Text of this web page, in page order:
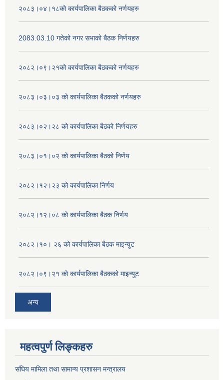
२०८३।०४।१८को कार्यपालिका बैठकको नर्णयहरु
2083.03.10 गतेको नगर सभाको बैठक निर्णयहरु
२०८२।०९।२१को कार्यपालिका बैठकको नर्णयहरु
२०८३।०३।०३ को कार्यपालिका बैठकको नर्णयहरु
२०८३।०२।२८ को कार्यपालिका बैठको निर्णयहरु
२०८३।०१।०२ को कार्यपालिका बैठको निर्णय
२०८२।१२।२३ को कार्यपालिका निर्णय
२०८२।१२।०८ को कार्यपालिका बैठक निर्णय
२०८२।१०। २६ को कार्यपालिका बैठक माइन्युट
२०८२।०९।२१ को कार्यपालिका बैठकको माइन्युट
अन्य
महत्वपुर्ण लिङ्कहरु
संघिय मामिला तथा सामान्य प्रशासन मन्त्रालय